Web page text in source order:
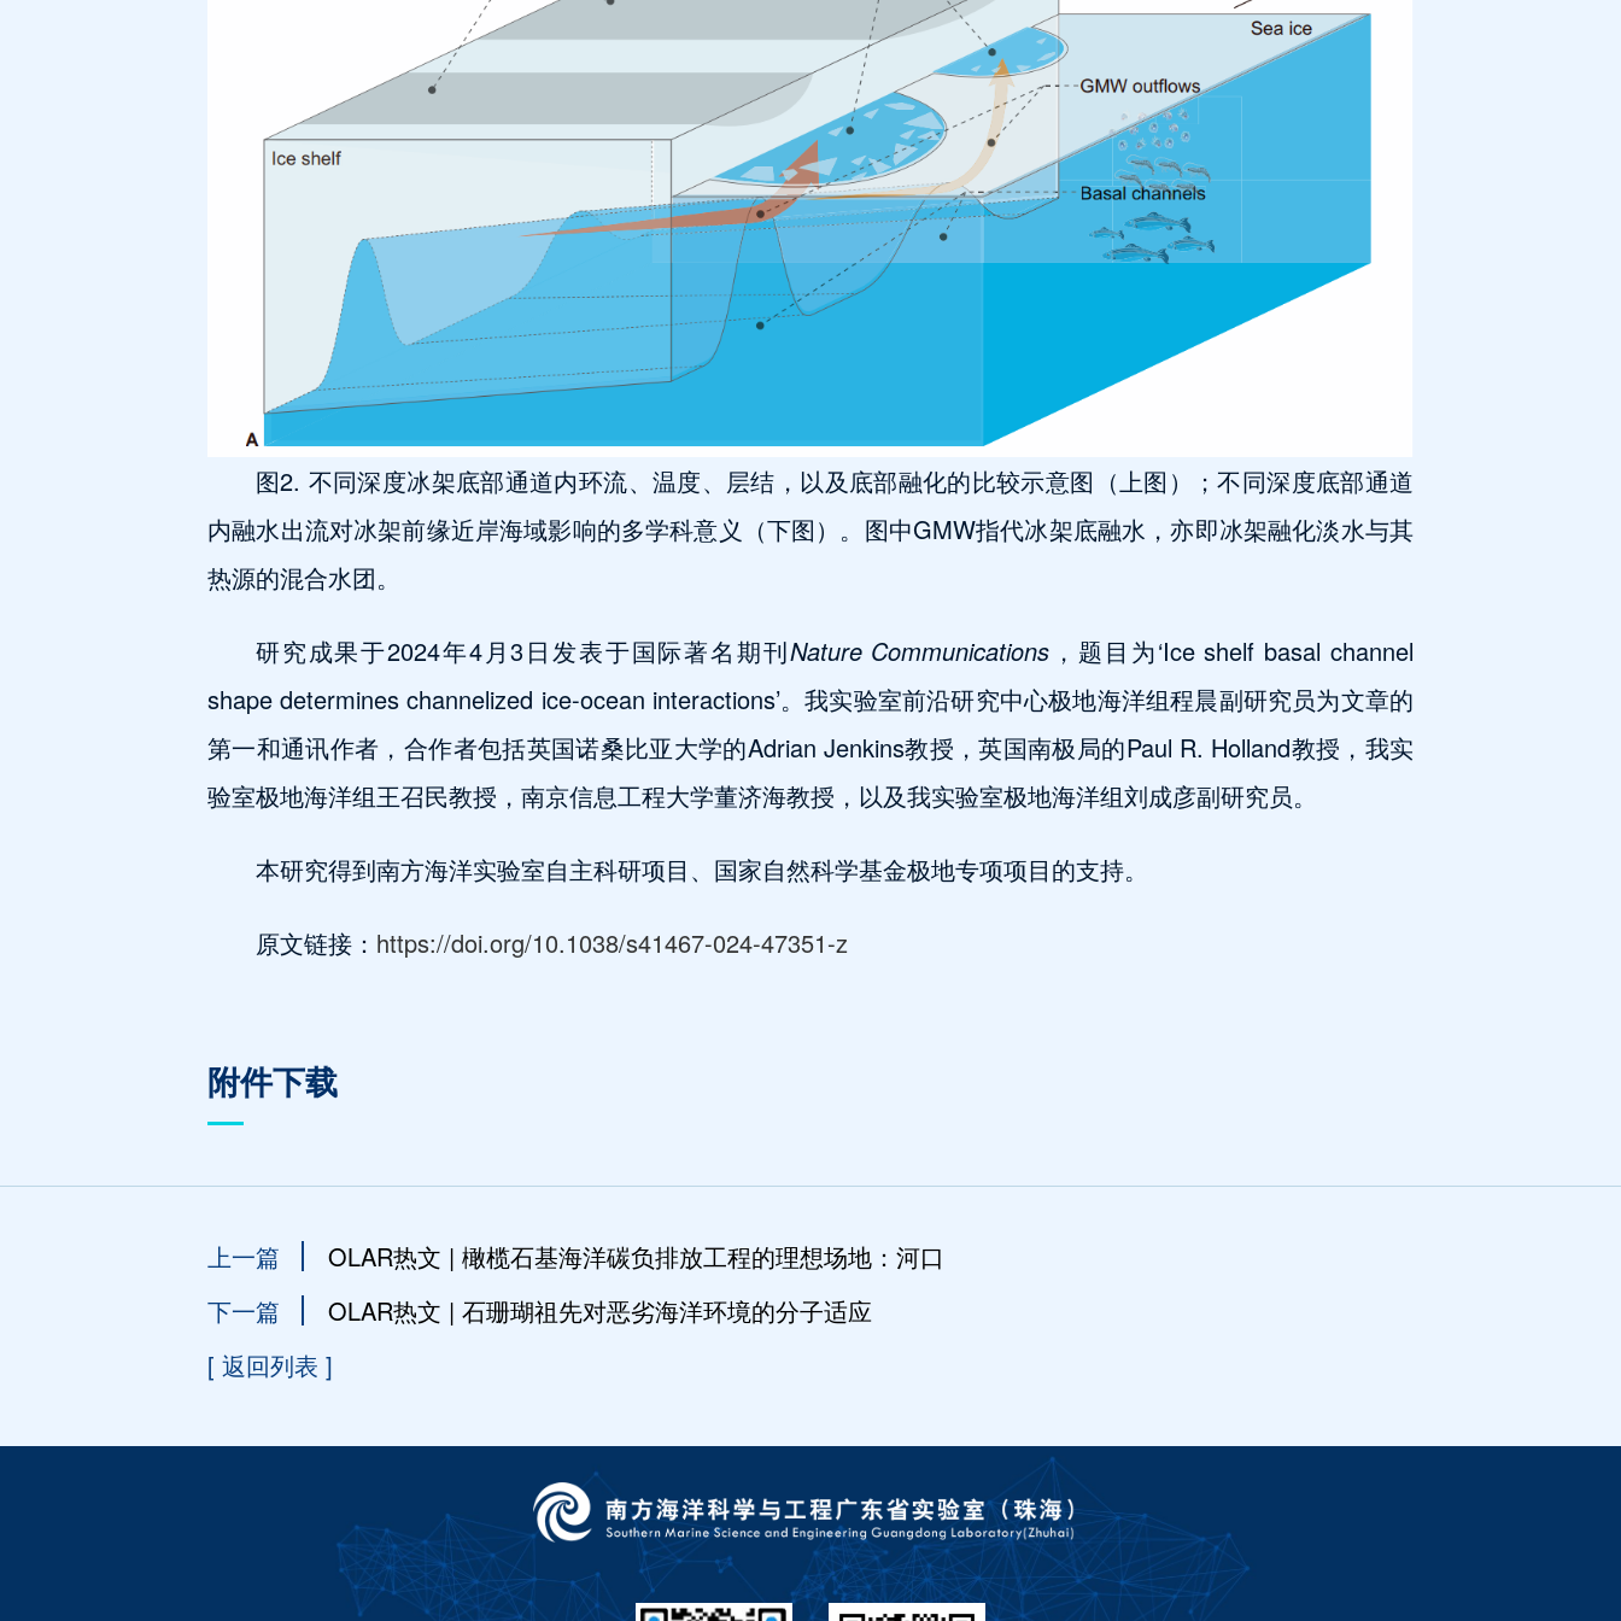
图2. 不同深度冰架底部通道内环流、温度、层结，以及底部融化的比较示意图（上图）；不同深度底部通道
内融水出流对冰架前缘近岸海域影响的多学科意义（下图）。图中GMW指代冰架底融水，亦即冰架融化淡水与其
热源的混合水团。
研究成果于2024年4月3日发表于国际著名期刊Nature Communications ，题目为‘Ice shelf basal channel
shape determines channelized ice-ocean interactions’。我实验室前沿研究中心极地海洋组程晨副研究员为文章的
第一和通讯作者，合作者包括英国诺桑比亚大学的Adrian Jenkins教授，英国南极局的Paul R. Holland教授，我实
验室极地海洋组王召民教授，南京信息工程大学董济海教授，以及我实验室极地海洋组刘成彦副研究员。
本研究得到南方海洋实验室自主科研项目、国家自然科学基金极地专项项目的支持。
原文链接： https://doi.org/10.1038/s41467-024-47351-z
附件下载
上一篇
OLAR热文 | 橄榄石基海洋碳负排放工程的理想场地：河口
下一篇
OLAR热文 | 石珊瑚祖先对恶劣海洋环境的分子适应
[ 返回列表 ]